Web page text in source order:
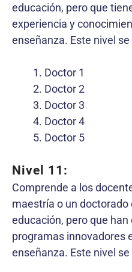
educación, pero que
experiencia y
enseñanza. Este nivel
Doctor 1
Doctor 2
Doctor 3
Doctor 4
Doctor 5
Nivel 11:
Comprende a los
maestría o un
educación, pero que
programas innovadores
enseñanza. Este nivel